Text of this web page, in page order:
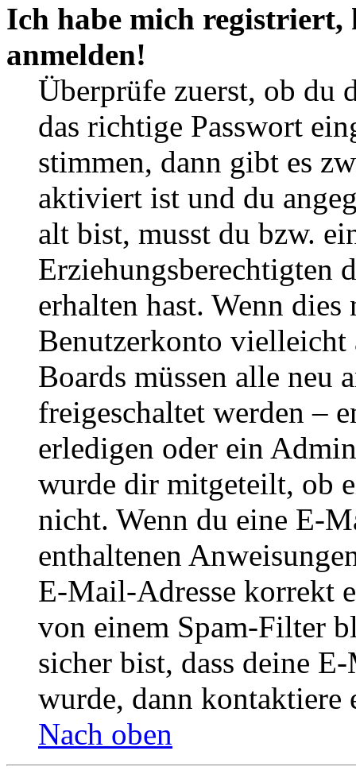
Ich habe mich
anmelden!
Überprüfe zuerst, ob du
das richtige Passwort
stimmen, dann gibt es
aktiviert ist und du
alt bist, musst du bzw.
Erziehungsberechtigten
erhalten hast. Wenn
Benutzerkonto
Boards müssen alle neu
freigeschaltet werden –
erledigen oder ein
wurde dir mitgeteilt, ob
nicht. Wenn du eine E-
enthaltenen
E-Mail-Adresse korrekt
von einem Spam-Filter
sicher bist, dass deine
wurde, dann kontaktiere
Nach oben